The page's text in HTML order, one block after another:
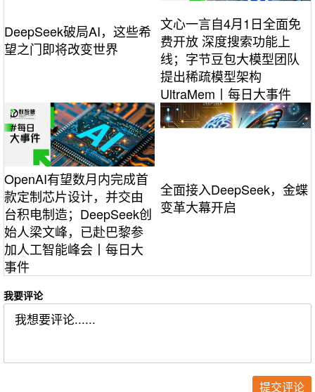
DeepSeek破局AI，这些希
望之门即将改变世界
文心一言自4月1日全面免
费开放 深度搜索功能上
线；字节豆包大模型团队
提出稀疏模型架构
UltraMem丨每日大事件
OpenAI有望数月内完成首
款定制芯片设计，并交由
台积电制造；DeepSeek创
始人梁文峰，已赴巴黎参
加人工智能峰会丨每日大
事件
全面接入DeepSeek，金蝶
变革大幕开启
我要评论